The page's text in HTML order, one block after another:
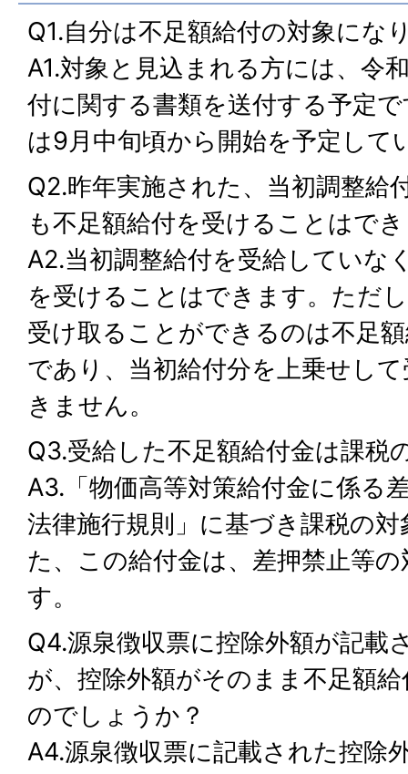
Q1.自分は不足額給付の対象にな
A1.対象と見込まれる方には、令
付に関する書類を送付する予定
は9月中旬頃から開始を予定して
Q2.昨年実施された、当初調整給
も不足額給付を受けることはで
A2.当初調整給付を受給していな
を受けることはできます。ただ
受け取ることができるのは不足
であり、当初給付分を上乗せし
きません。
Q3.受給した不足額給付金は課税
A3.「物価高等対策給付金に係る
法律施行規則」に基づき課税の
た、この給付金は、差押禁止等
す。
Q4.源泉徴収票に控除外額が記載
が、控除外額がそのまま不足額
のでしょうか？
A4.源泉徴収票に記載された控除